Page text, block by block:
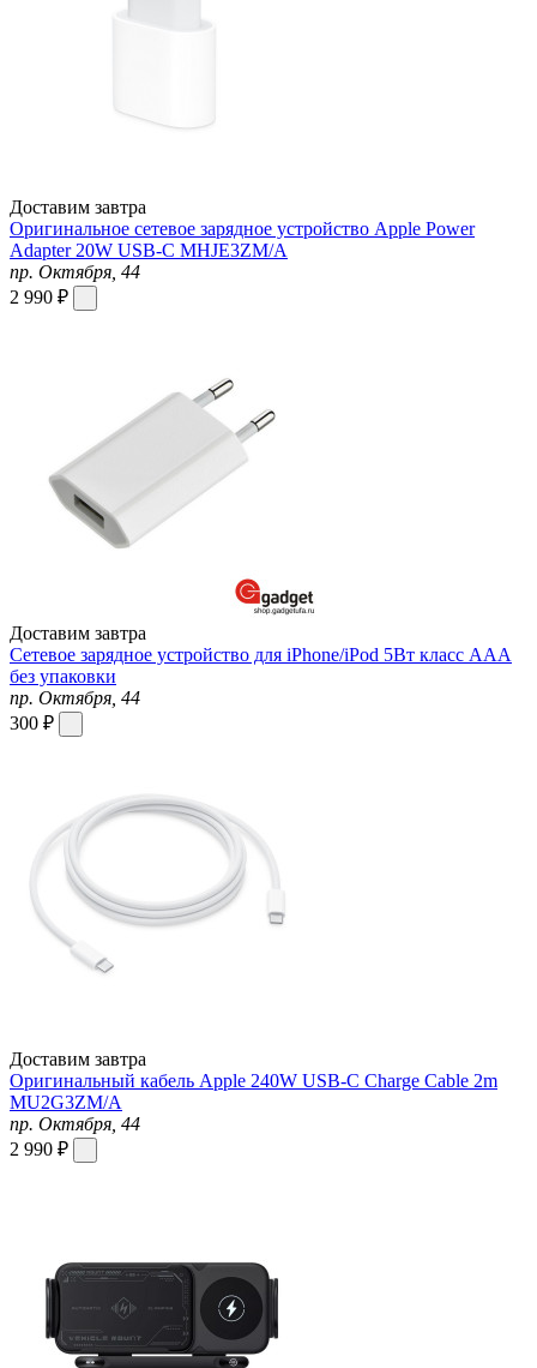
Доставим завтра
Оригинальное сетевое зарядное устройство Apple Power
Adapter 20W USB-C MHJE3ZM/A
пр. Октября, 44
2 990 ₽
Доставим завтра
Сетевое зарядное устройство для iPhone/iPod 5Вт класс ААА
без упаковки
пр. Октября, 44
300 ₽
Доставим завтра
Оригинальный кабель Apple 240W USB-C Charge Cable 2m
MU2G3ZM/A
пр. Октября, 44
2 990 ₽